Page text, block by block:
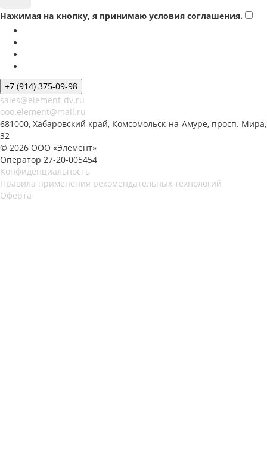
Нажимая на кнопку, я принимаю условия соглашения.
+7 (914) 375-09-98
sales@element-dv.ru
ooo.element@mail.ru
681000, Хабаровский край, Комсомольск-на-Амуре, просп. Мира,
32
© 2026 ООО «Элемент»
Оператор 27-20-005454
Конфиденциальность
Правила применения рекомендательных технологий
Оферта